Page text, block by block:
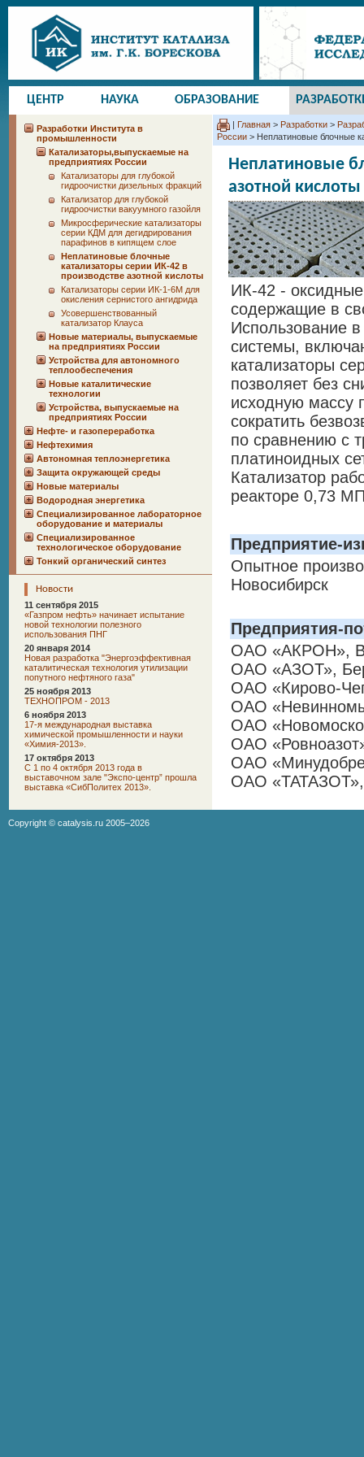
ЦЕНТР НАУКА ОБРАЗОВАНИЕ
Разработки Института в
промышленности
Катализаторы,выпускаемые на
предприятиях России
Катализаторы для глубокой
гидроочистки дизельных фракций
Катализатор для глубокой
гидроочистки вакуумного газойля
Микросферические катализаторы
серии КДМ для дегидрирования
парафинов в кипящем слое
Неплатиновые блочные
катализаторы серии ИК-42 в
производстве азотной кислоты
Катализаторы серии ИК-1-6М для
окисления сернистого ангидрида
Усовершенствованный
катализатор Клауса
Новые материалы, выпускаемые
на предприятиях России
Устройства для автономного
теплообеспечения
Новые каталитические
технологии
Устройства, выпускаемые на
предприятиях России
Нефте- и газопереработка
Нефтехимия
Автономная теплоэнергетика
Защита окружающей среды
Новые материалы
Водородная энергетика
Специализированное лабораторное
оборудование и материалы
Специализированное
технологическое оборудование
Тонкий органический синтез
Новости
11 сентября 2015
«Газпром нефть» начинает испытание
новой технологии полезного
использования ПНГ
20 января 2014
Новая разработка "Энергоэффективная
каталитическая технология утилизации
попутного нефтяного газа"
25 ноября 2013
ТЕХНОПРОМ - 2013
6 ноября 2013
17-я международная выставка
химической промышленности и науки
«Химия-2013».
17 октября 2013
C 1 по 4 октября 2013 года в
выставочном зале "Экспо-центр” прошла
выставка «СибПолитех 2013».
| Главная > Разработки >
России > Неплатиновые блочные
Неплатиновые
азотной кислоты
ИК-42 - оксидные
содержащие в
Использование
системы,
катализаторы
позволяет без
исходную массу
сократить
по сравнению с
платиноидных
Катализатор
реакторе 0,73
Предприятие-
Опытное
Новосибирск
Предприятия-
ОАО «АКРОН»,
ОАО «АЗОТ»,
ОАО «Кирово-
ОАО
ОАО
ОАО
ОАО
ОАО «ТАТАЗОТ»,
Copyright © catalysis.ru 2005–2026